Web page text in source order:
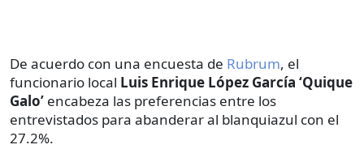
De acuerdo con una encuesta de Rubrum, el
funcionario local Luis Enrique López García ‘Quique
Galo’ encabeza las preferencias entre los
entrevistados para abanderar al blanquiazul con el
27.2%.